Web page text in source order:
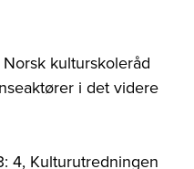
kulturskoleråd
i det videre
4, Kulturutredningen